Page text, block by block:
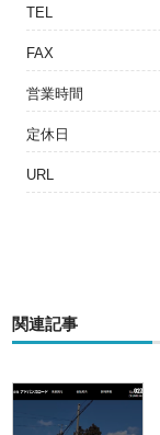
TEL
FAX
営業時間
定休日
URL
関連記事